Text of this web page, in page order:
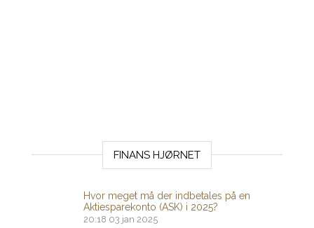
FINANS HJØRNET
Hvor meget må der indbetales på en
Aktiesparekonto (ASK) i 2025?
20:18 03 jan 2025